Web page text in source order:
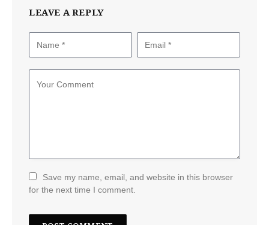
LEAVE A REPLY
Save my name, email, and website in this browser
for the next time I comment.